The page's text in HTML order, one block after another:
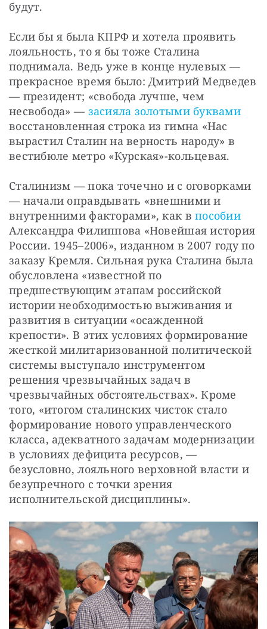
будут.
Если бы я была КПРФ и хотела проявить
лояльность, то я бы тоже Сталина
поднимала. Ведь уже в конце нулевых —
прекрасное время было: Дмитрий Медведев
— президент; «свобода лучше, чем
несвобода» — засияла золотыми буквами
восстановленная строка из гимна «Нас
вырастил Сталин на верность народу» в
вестибюле метро «Курская»-кольцевая.
Сталинизм — пока точечно и с оговорками
— начали оправдывать «внешними и
внутренними факторами», как в пособии
Александра Филиппова «Новейшая история
России. 1945–2006», изданном в 2007 году по
заказу Кремля. Сильная рука Сталина была
обусловлена «известной по
предшествующим этапам российской
истории необходимостью выживания и
развития в ситуации «осажденной
крепости». В этих условиях формирование
жесткой милитаризованной политической
системы выступало инструментом
решения чрезвычайных задач в
чрезвычайных обстоятельствах». Кроме
того, «итогом сталинских чисток стало
формирование нового управленческого
класса, адекватного задачам модернизации
в условиях дефицита ресурсов, —
безусловно, лояльного верховной власти и
безупречного с точки зрения
исполнительской дисциплины».